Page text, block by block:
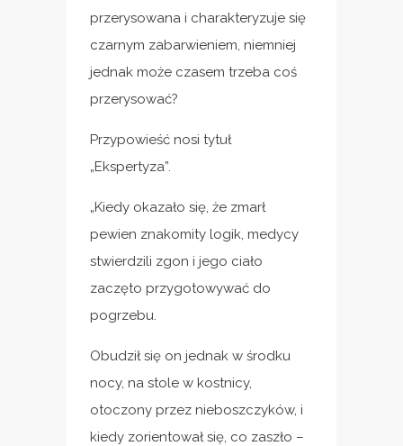
przerysowana i charakteryzuje się
czarnym zabarwieniem, niemniej
jednak może czasem trzeba coś
przerysować?
Przypowieść nosi tytuł
„Ekspertyza”.
„Kiedy okazało się, że zmarł
pewien znakomity logik, medycy
stwierdzili zgon i jego ciało
zaczęto przygotowywać do
pogrzebu.
Obudził się on jednak w środku
nocy, na stole w kostnicy,
otoczony przez nieboszczyków, i
kiedy zorientował się, co zaszło –